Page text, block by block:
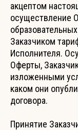
акцептом
осуществление
Заказчиком
Исполнителя.
Оферты,
изложенными
каком они
договора.
Принятие